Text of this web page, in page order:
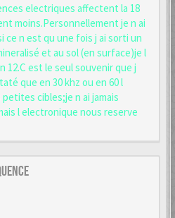
electriques affectent la 18
moins.Personnellement je n ai
ce n est qu une fois j ai sorti un
et au sol (en surface)je l
12.C est le seul souvenir que j
que en 30 khz ou en 60 l
cibles;je n ai jamais
l electronique nous reserve